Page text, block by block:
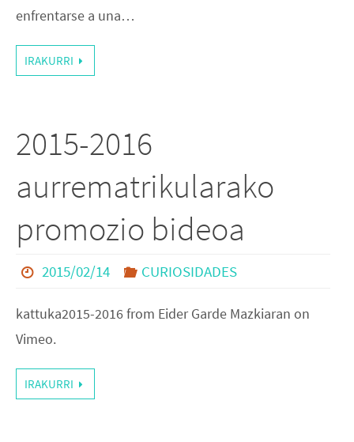
enfrentarse a una…
IRAKURRI
2015-2016
aurrematrikularako
promozio bideoa
2015/02/14 CURIOSIDADES
kattuka2015-2016 from Eider Garde Mazkiaran on
Vimeo.
IRAKURRI